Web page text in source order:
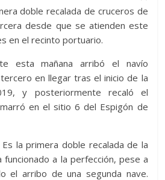
doble recalada de cruceros de
desde que se atienden este
en el recinto portuario.
esta mañana arribó el navío
en llegar tras el inicio de la
y posteriormente recaló el
en el sitio 6 del Espigón de
la primera doble recalada de la
a la perfección, pese a
el arribo de una segunda nave.